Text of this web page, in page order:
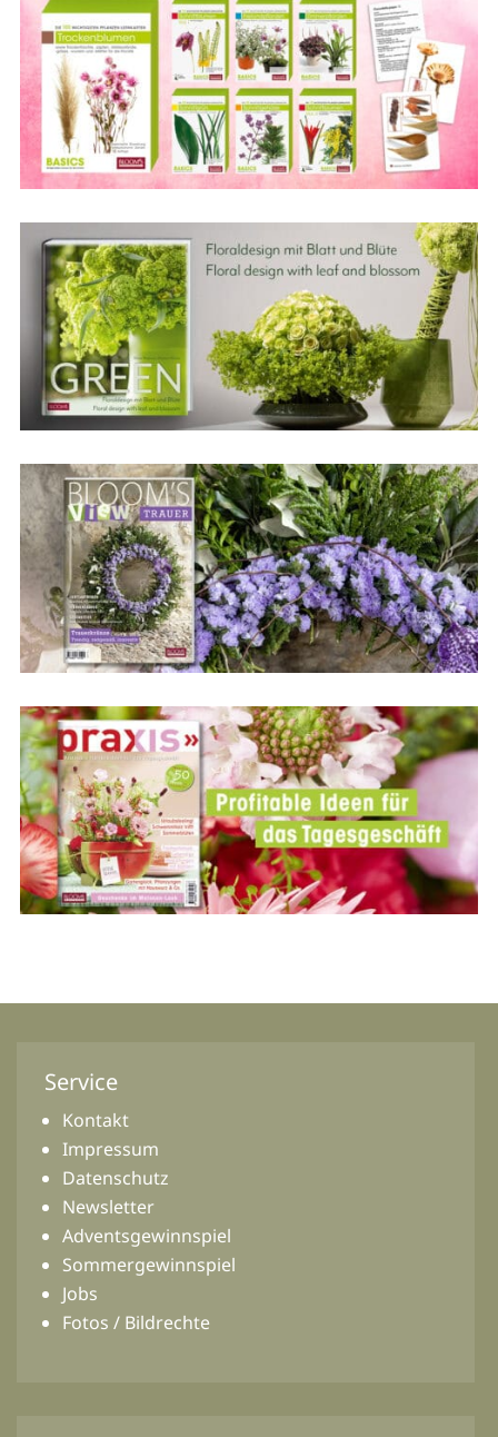
Service
Kontakt
Impressum
Datenschutz
Newsletter
Adventsgewinnspiel
Sommergewinnspiel
Jobs
Fotos / Bildrechte